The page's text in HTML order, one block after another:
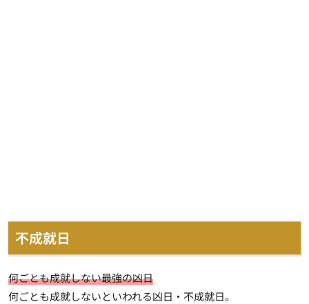
不成就日
何ごとも成就しない最強の凶日
何ごとも成就しないといわれる凶日・不成就日。